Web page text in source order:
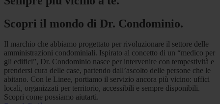
Scopri il mondo di Dr. Condominio.
Il marchio che abbiamo progettato per rivoluzionare il settore delle
amministrazioni condominiali. Ispirato al concetto di un “medico per
gli edifici”, Dr. Condominio nasce per intervenire con tempestività e
prendersi cura delle case, partendo dall’ascolto delle persone che le
abitano. Con le Linee, portiamo il servizio ancora più vicino: uffici
locali, organizzati per territorio, accessibili e sempre disponibili.
Scopri come possiamo aiutarti.